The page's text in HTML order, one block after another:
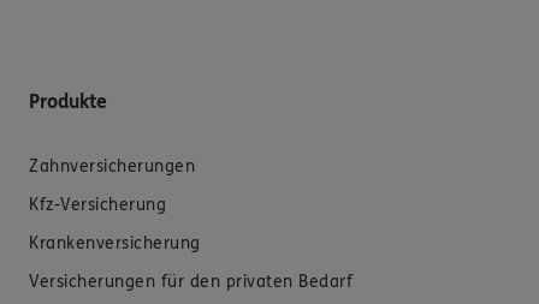
Produkte
Zahnversicherungen
Kfz-Versicherung
Krankenversicherung
Versicherungen für den privaten Bedarf